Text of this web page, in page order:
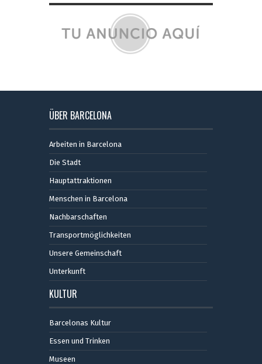
ÜBER BARCELONA
Arbeiten in Barcelona
Die Stadt
Hauptattraktionen
Menschen in Barcelona
Nachbarschaften
Transportmöglichkeiten
Unsere Gemeinschaft
Unterkunft
KULTUR
Barcelonas Kultur
Essen und Trinken
Museen